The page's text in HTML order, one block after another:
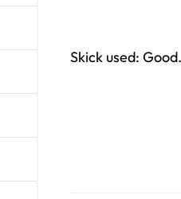
Skick used: Good.